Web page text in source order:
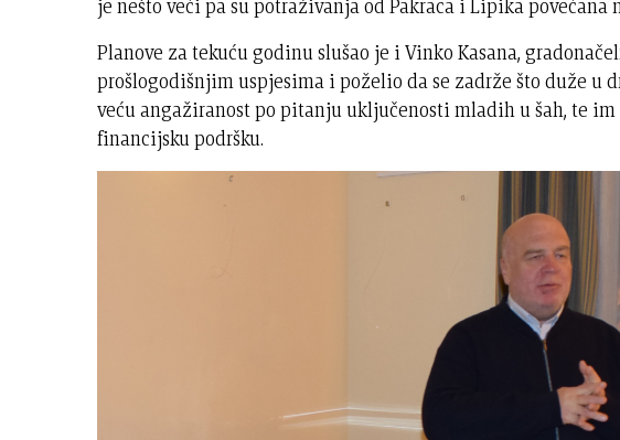
je nešto veći pa su potraživanja od Pakraca i Lipika povećana
Planove za tekuću godinu slušao je i Vinko Kasana,
prošlogodišnjim uspjesima i poželio da se zadrže što duže u
veću angažiranost po pitanju uključenosti mladih u šah, te
financijsku podršku.